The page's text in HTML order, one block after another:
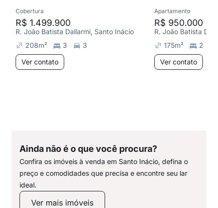
Cobertura
R$ 1.499.900
R. João Batista Dallarmi, Santo Inácio
208m² 3
3
Ver contato
Apartamento
R$ 950.000
R. João Batista
175m²
2
Ver contato
Ainda não é o que você procura?
Confira os imóveis à venda em Santo Inácio, defina o
preço e comodidades que precisa e encontre seu lar
ideal.
Ver mais imóveis